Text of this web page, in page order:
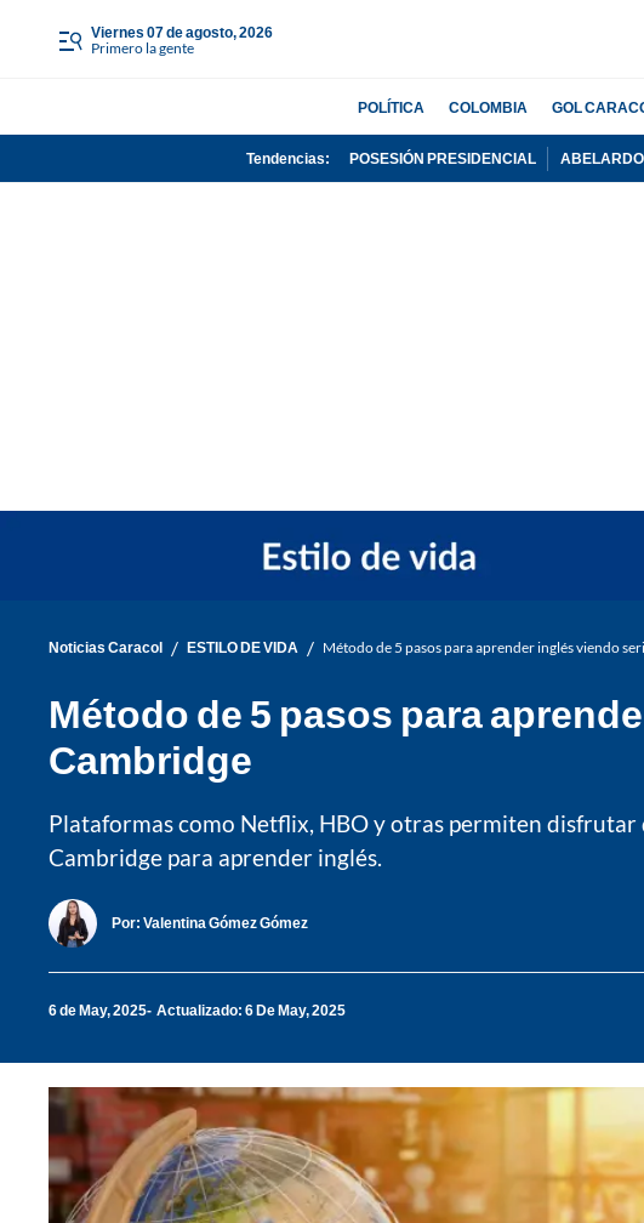
viernes 07 de agosto, 2026
Primero la gente
POLÍTICA COLOMBIA GOL
Tendencias: POSESIÓN PRESIDENCIAL
Noticias Caracol / ESTILO DE VIDA / Método de 5 pasos para aprender inglés viendo
Método de 5 pasos para
Cambridge
Plataformas como Netflix, HBO y otras permiten disfrutar
Cambridge para aprender inglés.
Por: Valentina Gómez Gómez
6 de May, 2025 Actualizado: 6 De May, 2025